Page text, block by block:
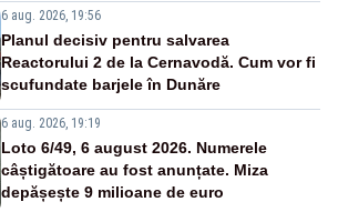
6 aug. 2026, 19:56
Planul decisiv pentru salvarea
Reactorului 2 de la Cernavodă. Cum vor fi
scufundate barjele în Dunăre
6 aug. 2026, 19:19
Loto 6/49, 6 august 2026. Numerele
câștigătoare au fost anunțate. Miza
depășește 9 milioane de euro